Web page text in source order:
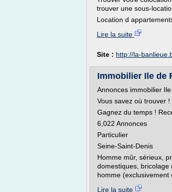
trouver une sous-
Location d
Lire la suite
Site : http://la-
Immobilier Ile de
Annonces immobilier
Vous savez où trouver !
Gagnez du temps !
6,022 Annonces
Particulier
Seine-Saint-Denis
Homme mûr, sérieux,
domestiques,
homme (exclusivement
Lire la suite